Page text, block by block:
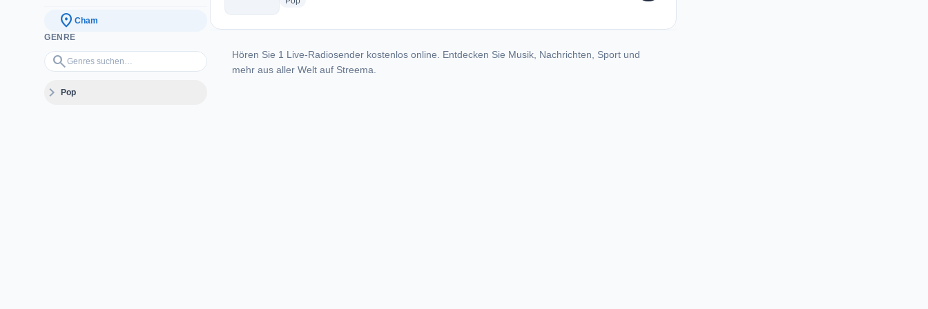
location_on Cham
GENRE
search
Genres suchen…
expand_morePop
Hören Sie 1 Live-Radiosender kostenlos online. Entdecken Sie Musik, Nachrichten, Sport und
mehr aus aller Welt auf Streema.